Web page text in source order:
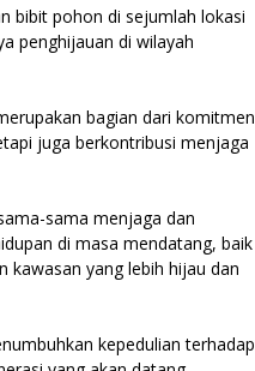
bibit pohon di sejumlah lokasi
penghijauan di wilayah
bagian dari komitmen
juga berkontribusi menjaga
sama menjaga dan
di masa mendatang, baik
kawasan yang lebih hijau dan
kepedulian terhadap